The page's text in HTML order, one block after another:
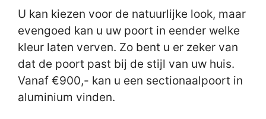
U kan kiezen voor de natuurlijke look, maar
evengoed kan u uw poort in eender welke
kleur laten verven. Zo bent u er zeker van
dat de poort past bij de stijl van uw huis.
Vanaf €900,- kan u een sectionaalpoort in
aluminium vinden.